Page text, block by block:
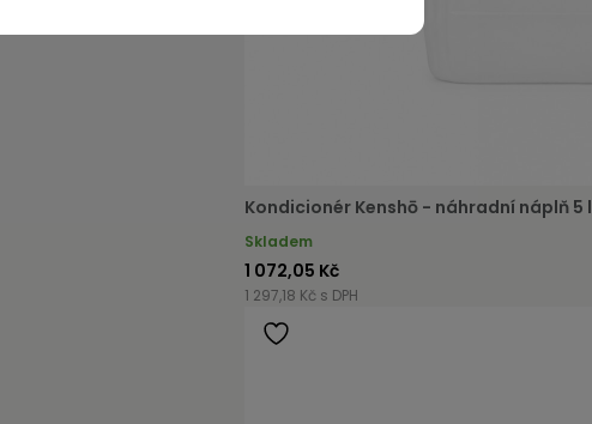
Kondicionér Kenshō - náhradní náplň 5 l
Skladem
1 072,05 Kč
1 297,18 Kč s DPH